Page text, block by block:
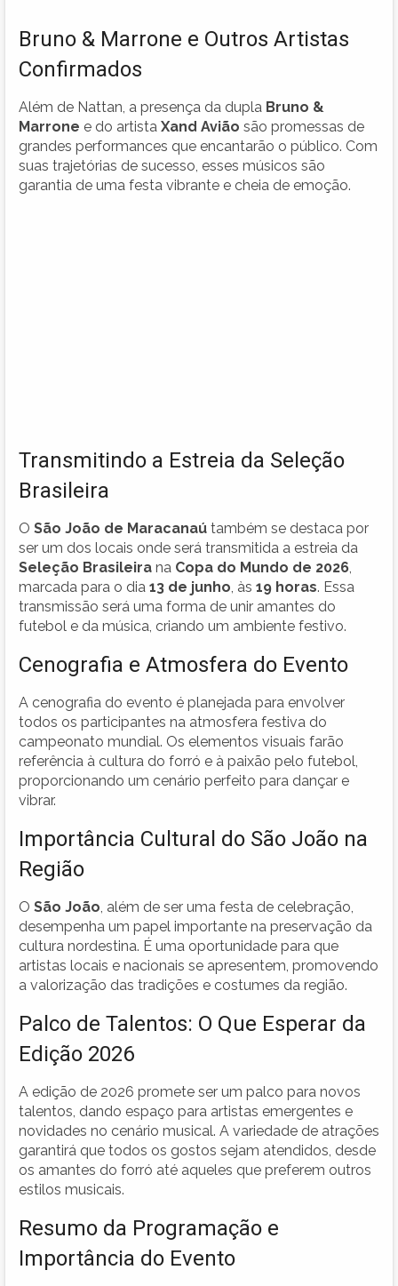
Bruno & Marrone e Outros Artistas
Confirmados
Além de Nattan, a presença da dupla Bruno &
Marrone e do artista Xand Avião são promessas de
grandes performances que encantarão o público. Com
suas trajetórias de sucesso, esses músicos são
garantia de uma festa vibrante e cheia de emoção.
Transmitindo a Estreia da Seleção
Brasileira
O São João de Maracanaú também se destaca por
ser um dos locais onde será transmitida a estreia da
Seleção Brasileira na Copa do Mundo de 2026
marcada para o dia 13 de junho , às 19 horas. Essa
transmissão será uma forma de unir amantes do
futebol e da música, criando um ambiente festivo.
Cenografia e Atmosfera do Evento
A cenografia do evento é planejada para envolver
todos os participantes na atmosfera festiva do
campeonato mundial. Os elementos visuais farão
referência à cultura do forró e à paixão pelo futebol,
proporcionando um cenário perfeito para dançar e
vibrar.
Importância Cultural do São João na
Região
O São João , além de ser uma festa de celebração,
desempenha um papel importante na preservação da
cultura nordestina. É uma oportunidade para que
artistas locais e nacionais se apresentem, promovendo
a valorização das tradições e costumes da região.
Palco de Talentos: O Que Esperar da
Edição 2026
A edição de 2026 promete ser um palco para novos
talentos, dando espaço para artistas emergentes e
novidades no cenário musical. A variedade de atrações
garantirá que todos os gostos sejam atendidos, desde
os amantes do forró até aqueles que preferem outros
estilos musicais.
Resumo da Programação e
Importância do Evento